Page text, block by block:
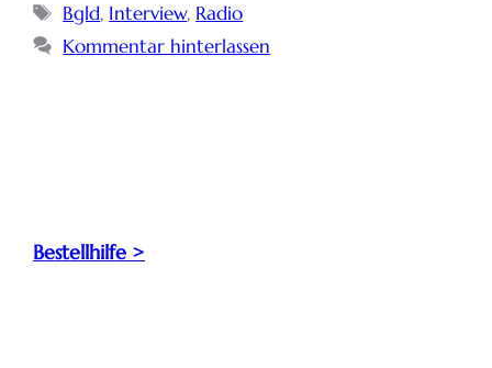
Bgld, Interview, Radio
Kommentar hinterlassen
Bestellhilfe >